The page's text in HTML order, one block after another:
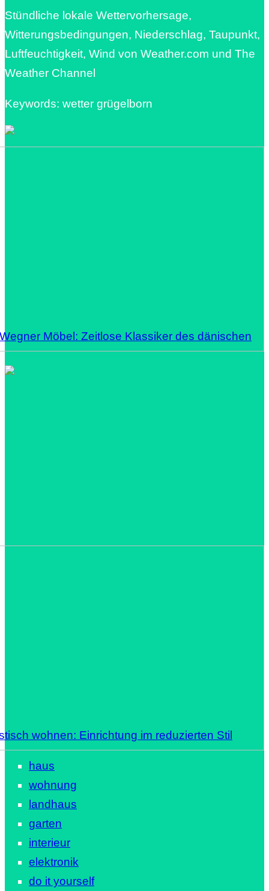
Stündliche lokale Wettervorhersage,
Witterungsbedingungen, Niederschlag, Taupunkt,
Luftfeuchtigkeit, Wind von Weather.com und The
Weather Channel
Keywords: wetter grügelborn
Möbel: Zeitlose Klassiker des dänischen
wohnen: Einrichtung im reduzierten Stil
haus
wohnung
landhaus
garten
interieur
elektronik
do it yourself